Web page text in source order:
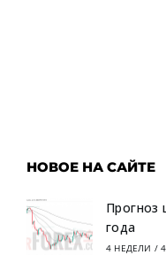
НОВОЕ НА САЙТЕ
Прогноз
года
4 НЕДЕЛИ /